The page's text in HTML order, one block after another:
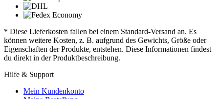
* Diese Lieferkosten fallen bei einem Standard-Versand an. Es
können weitere Kosten, z. B. aufgrund des Gewichts, Größe oder
Eigenschaften der Produkte, entstehen. Diese Informationen findest
du direkt in der Produktbeschreibung.
Hilfe & Support
Mein Kundenkonto